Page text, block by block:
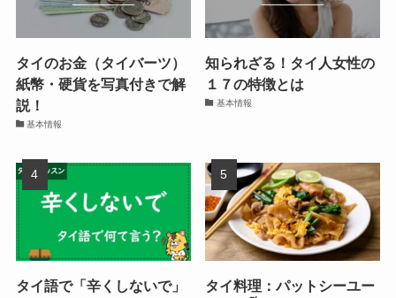
タイのお金（タイバーツ）
紙幣・硬貨を写真付きで解
説！
基本情報
知られざる！タイ人女性の
１７の特徴とは
基本情報
タイ語で「辛くしないで」
タイ料理：パットシーユー